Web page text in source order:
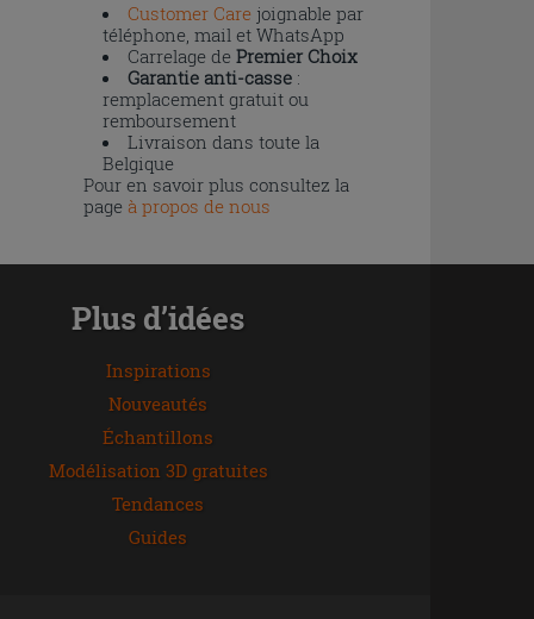
Customer Carejoignable par
téléphone, mail et WhatsApp
Carrelage de Premier Choix
Garantie anti-casse:
remplacement gratuit ou
remboursement
Livraison dans toute la
Belgique
Pour en savoir plus consultez la
page à propos de nous
Plus d’idées
Inspirations
Nouveautés
Échantillons
Modélisation 3D gratuites
Tendances
Guides